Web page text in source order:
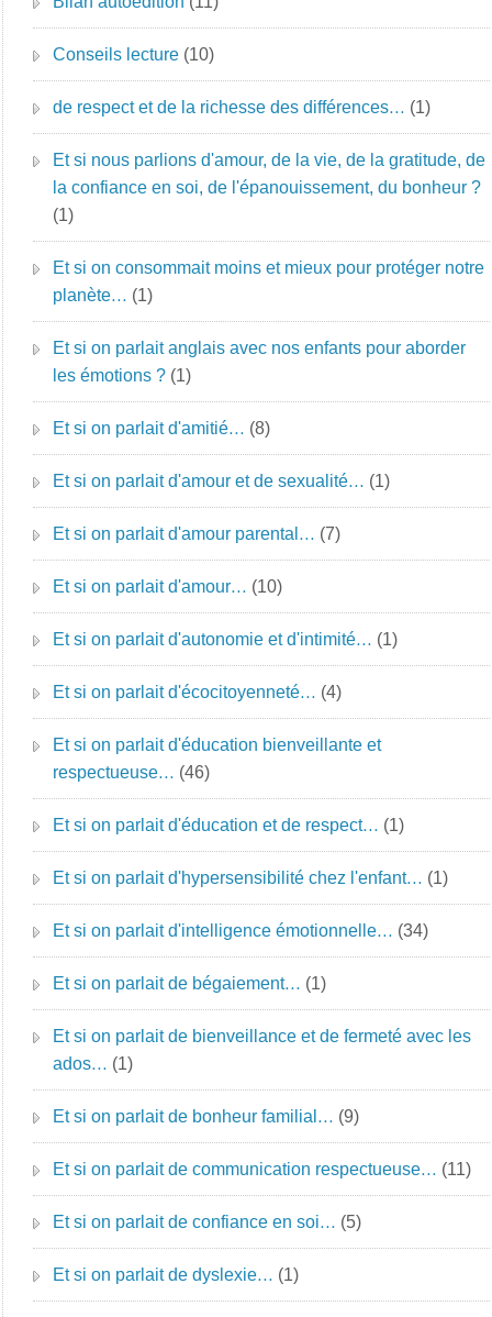
Conseils lecture (10)
de respect et de la richesse des différences… (1)
Et si nous parlions d'amour, de la vie, de la gratitude, de
la confiance en soi, de l'épanouissement, du bonheur ?
(1)
Et si on consommait moins et mieux pour protéger notre
planète… (1)
Et si on parlait anglais avec nos enfants pour aborder
les émotions ? (1)
Et si on parlait d'amitié… (8)
Et si on parlait d'amour et de sexualité… (1)
Et si on parlait d'amour parental… (7)
Et si on parlait d'amour… (10)
Et si on parlait d'autonomie et d'intimité… (1)
Et si on parlait d'écocitoyenneté… (4)
Et si on parlait d'éducation bienveillante et
respectueuse… (46)
Et si on parlait d'éducation et de respect… (1)
Et si on parlait d'hypersensibilité chez l'enfant… (1)
Et si on parlait d'intelligence émotionnelle… (34)
Et si on parlait de bégaiement… (1)
Et si on parlait de bienveillance et de fermeté avec les
ados… (1)
Et si on parlait de bonheur familial… (9)
Et si on parlait de communication respectueuse… (11)
Et si on parlait de confiance en soi… (5)
Et si on parlait de dyslexie… (1)